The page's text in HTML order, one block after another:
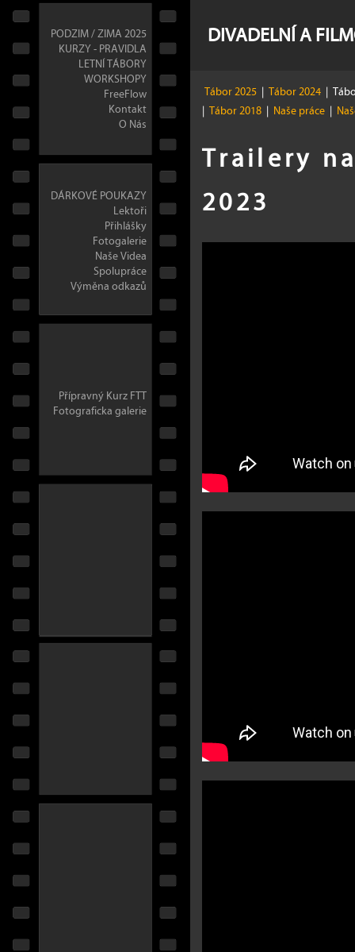
PODZIM / ZIMA 2025
KURZY - PRAVIDLA
LETNÍ TÁBORY
WORKSHOPY
FreeFlow
Kontakt
O Nás
DÁRKOVÉ POUKAZY
Lektoři
Přihlášky
Fotogalerie
Naše Videa
Spolupráce
Výměna odkazů
Přípravný Kurz FTT
Fotograficka galerie
DIVADELNÍ A
Tábor 2025 | Tábor 2024 |
| Tábor 2018 | Naše práce |
Trailery
2023